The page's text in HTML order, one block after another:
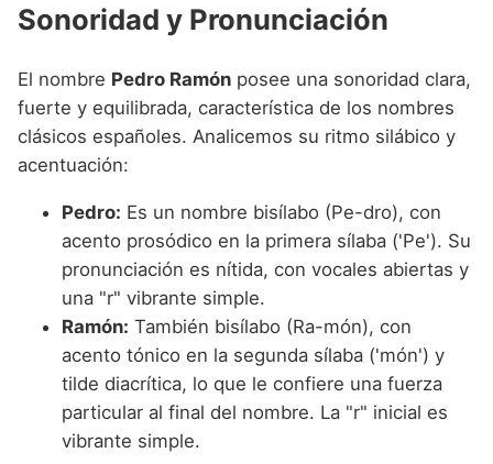
Sonoridad y Pronunciación
El nombre Pedro Ramón posee una sonoridad clara,
fuerte y equilibrada, característica de los nombres
clásicos españoles. Analicemos su ritmo silábico y
acentuación:
Pedro: Es un nombre bisílabo (Pe-dro), con
acento prosódico en la primera sílaba ('Pe'). Su
pronunciación es nítida, con vocales abiertas y
una "r" vibrante simple.
Ramón: También bisílabo (Ra-món), con
acento tónico en la segunda sílaba ('món') y
tilde diacrítica, lo que le confiere una fuerza
particular al final del nombre. La "r" inicial es
vibrante simple.